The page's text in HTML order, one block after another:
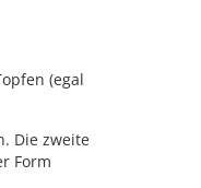
(egal
Die zweite
Form